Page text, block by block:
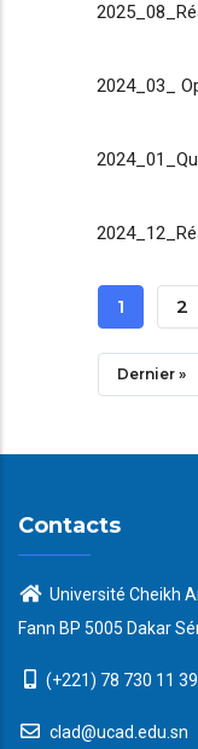
2024_03_
Page
1 2
Dernière
Dernier »
Contacts
Université Cheikh
Fann BP 5005 Dakar
(+221) 78 730 11 39
clad@ucad.edu.sn